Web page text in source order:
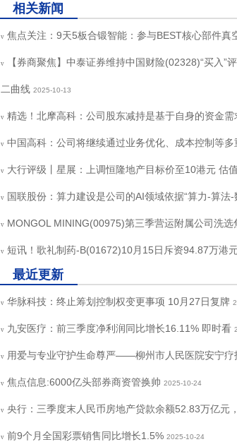
相关新闻
v 焦点关注：9天5板合锻智能：参与BEST核心部件真
v 【券商聚焦】中泰证券维持中国财险(02328)“买入”
二曲线 2025-10-13
v 精选！北摩高科：公司股东减持是基于自身的资金需
v 中国高科：公司将继续通过业务优化、成本控制等
v 大行评级丨星展：上调恒隆地产目标价至10港元 估
v 国联股份：算力建设是公司的AI领域依据“算力-算法
v MONGOL MINING(00975)第三季营运附属公司洗
v 短讯！歌礼制药-B(01672)10月15日斥资94.87万港
最近更新
v 华脉科技：终止筹划控制权变更事项 10月27日复牌
v 九安医疗：前三季度净利润同比增长16.11% 即时看
v 用爱与专业守护生命尊严——柳州市人民医院安宁疗
v 焦点信息:6000亿头部券商资管换帅 2025-10-24
v 央行：三季度末人民币房地产贷款余额52.83万亿元
v 前9个月全国彩票销售同比增长1.5% 2025-10-24